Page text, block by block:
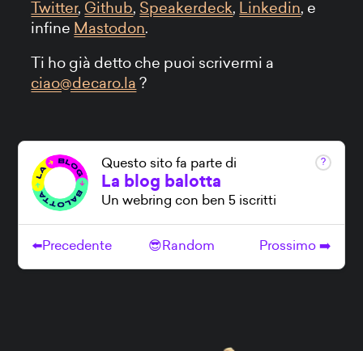
Twitter, Github, Speakerdeck, Linkedin, e
infine Mastodon.
Ti ho già detto che puoi scrivermi a
ciao@decaro.la ?